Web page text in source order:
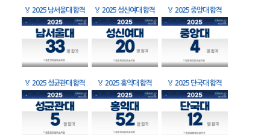
🏅 2025 남서울대 합격 🏅 2025 성신여대 합격 🏅 2025 중앙대 합격
🏅 2025 성균관대 합격 🏅 2025 홍익대 합격 🏅 2025 단국대 합격